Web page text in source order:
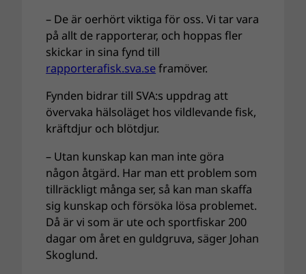
– De är oerhört viktiga för oss. Vi tar vara
på allt de rapporterar, och hoppas fler
skickar in sina fynd till
rapporterafisk.sva.seframöver.
Fynden bidrar till SVA:s uppdrag att
övervaka hälsoläget hos vildlevande fisk,
kräftdjur och blötdjur.
– Utan kunskap kan man inte göra
någon åtgärd. Har man ett problem som
tillräckligt många ser, så kan man skaffa
sig kunskap och försöka lösa problemet.
Då är vi som är ute och sportfiskar 200
dagar om året en guldgruva, säger Johan
Skoglund.